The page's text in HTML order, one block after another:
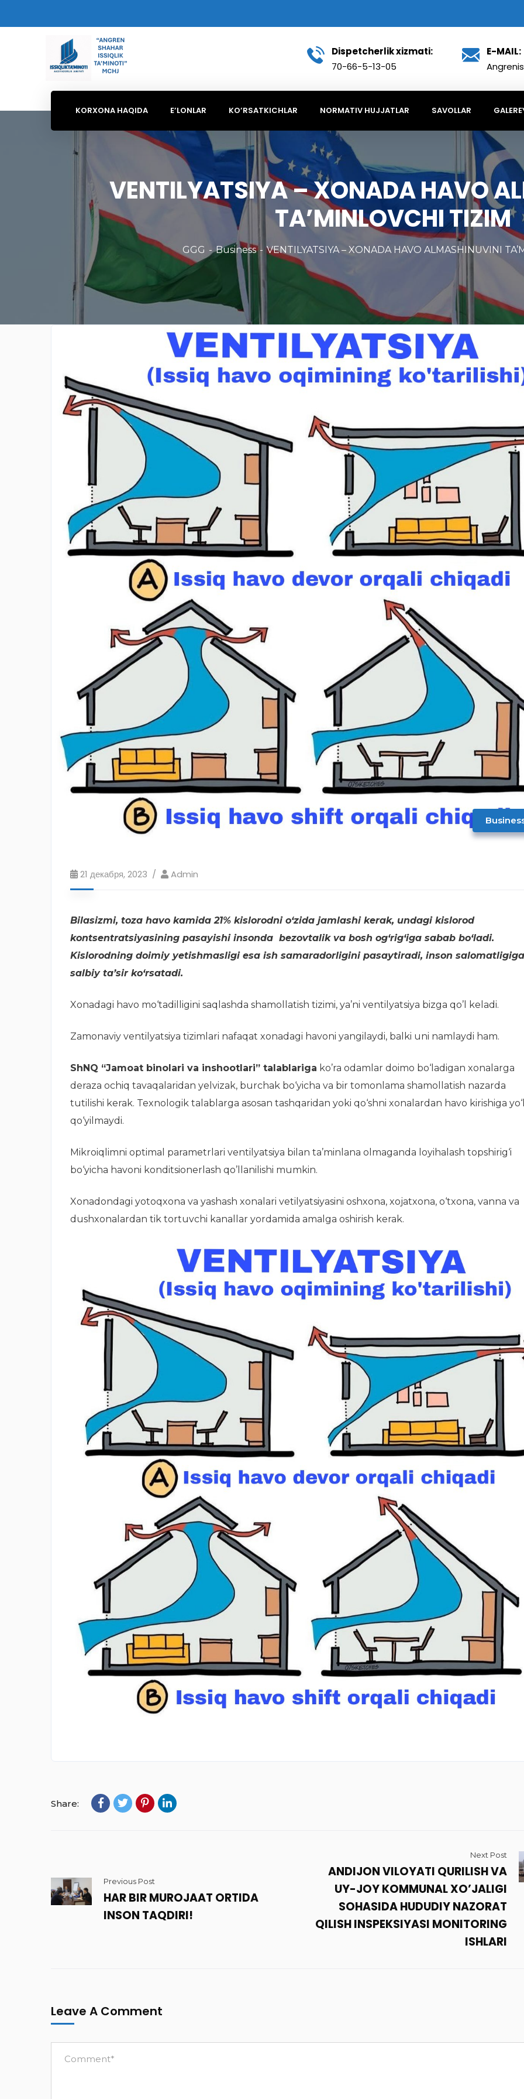
Dispetcherlik xizmati:
70-66-5-13-05
E-MAIL:
KORXONA HAQIDA E’LONLAR KO’RSATKICHLAR NORMATIV HUJJATLAR SAVOLLAR
VENTILYATSIYA – XONADA HAVO
TA’MINLOVCHI TIZIM
GGG Business VENTILYATSIYA – XONADA HAVO ALMASHINUVINI
21 декабря, 2023 Admin
Bilasizmi, toza havo kamida 21% kislorodni o‘zida jamlashi kerak, undagi kislorod
kontsentratsiyasining pasayishi insonda bezovtalik va bosh og‘rig‘iga sabab bo‘ladi.
Kislorodning doimiy yetishmasligi esa ish samaradorligini pasaytiradi, inson salomatligiga
salbiy ta’sir ko‘rsatadi.
Xonadagi havo mo‘tadilligini saqlashda shamollatish tizimi, ya’ni ventilyatsiya bizga qo’l keladi.
Zamonaviy ventilyatsiya tizimlari nafaqat xonadagi havoni yangilaydi, balki uni namlaydi ham.
ShNQ “Jamoat binolari va inshootlari” talablariga ko’ra odamlar doimo bo‘ladigan xonalarga
deraza ochiq tavaqalaridan yelvizak, burchak bo‘yicha va bir tomonlama shamollatish nazarda
tutilishi kerak. Texnologik talablarga asosan tashqaridan yoki qo‘shni xonalardan havo kirishiga
qo‘yilmaydi.
Mikroiqlimni optimal parametrlari ventilyatsiya bilan ta’minlana olmaganda loyihalash topshirig‘i
bo‘yicha havoni konditsionerlash qo’llanilishi mumkin.
Xonadondagi yotoqxona va yashash xonalari vetilyatsiyasini oshxona, xojatxona, o‘txona, vanna va
dushxonalardan tik tortuvchi kanallar yordamida amalga oshirish kerak.
Share:
Previous Post
HAR BIR MUROJAAT ORTIDA
INSON TAQDIRI!
Next Post
ANDIJON VILOYATI QURILISH VA
UY-JOY KOMMUNAL XO’JALIGI
SOHASIDA HUDUDIY NAZORAT
QILISH INSPEKSIYASI MONITORING
ISHLARI
Leave A Comment